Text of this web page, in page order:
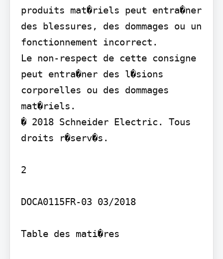
produits mat�riels peut entra�ner
des blessures, des dommages ou un
fonctionnement incorrect.
Le non-respect de cette consigne
peut entra�ner des l�sions
corporelles ou des dommages
mat�riels.
� 2018 Schneider Electric. Tous
droits r�serv�s.
2
DOCA0115FR-03 03/2018
Table des mati�res